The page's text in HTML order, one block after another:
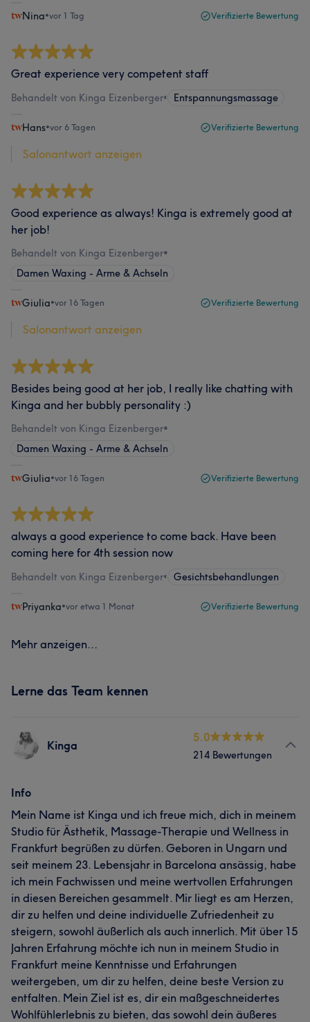
Nina•vor 1 Tag Verifizierte Bewertung
Great experience very competent staff
Behandelt von Kinga Eizenberger• Entspannungsmassage
Hans•vor 6 Tagen Verifizierte Bewertung
Salonantwort anzeigen
Good experience as always! Kinga is extremely good at
her job!
Behandelt von Kinga Eizenberger•
Damen Waxing - Arme & Achseln
Giulia•vor 16 Tagen Verifizierte Bewertung
Salonantwort anzeigen
Besides being good at her job, I really like chatting with
Kinga and her bubbly personality :)
Behandelt von Kinga Eizenberger•
Damen Waxing - Arme & Achseln
Giulia•vor 16 Tagen Verifizierte Bewertung
always a good experience to come back. Have been
coming here for 4th session now
Behandelt von Kinga Eizenberger• Gesichtsbehandlungen
Priyanka•vor etwa 1 Monat Verifizierte Bewertung
Mehr anzeigen...
Lerne das Team kennen
Kinga
5.0
214 Bewertungen
Info
Mein Name ist Kinga und ich freue mich, dich in meinem
Studio für Ästhetik, Massage-Therapie und Wellness in
Frankfurt begrüßen zu dürfen. Geboren in Ungarn und
seit meinem 23. Lebensjahr in Barcelona ansässig, habe
ich mein Fachwissen und meine wertvollen Erfahrungen
in diesen Bereichen gesammelt. Mir liegt es am Herzen,
dir zu helfen und deine individuelle Zufriedenheit zu
steigern, sowohl äußerlich als auch innerlich. Mit über 15
Jahren Erfahrung möchte ich nun in meinem Studio in
Frankfurt meine Kenntnisse und Erfahrungen
weitergeben, um dir zu helfen, deine beste Version zu
entfalten. Mein Ziel ist es, dir ein maßgeschneidertes
Wohlfühlerlebnis zu bieten, das sowohl dein äußeres